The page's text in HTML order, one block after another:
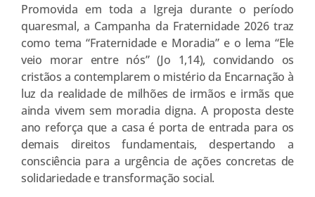
Promovida em toda a Igreja durante o período
quaresmal, a Campanha da Fraternidade 2026 traz
como tema “Fraternidade e Moradia” e o lema “Ele
veio morar entre nós” (Jo 1,14), convidando os
cristãos a contemplarem o mistério da Encarnação à
luz da realidade de milhões de irmãos e irmãs que
ainda vivem sem moradia digna. A proposta deste
ano reforça que a casa é porta de entrada para os
demais direitos fundamentais, despertando a
consciência para a urgência de ações concretas de
solidariedade e transformação social.